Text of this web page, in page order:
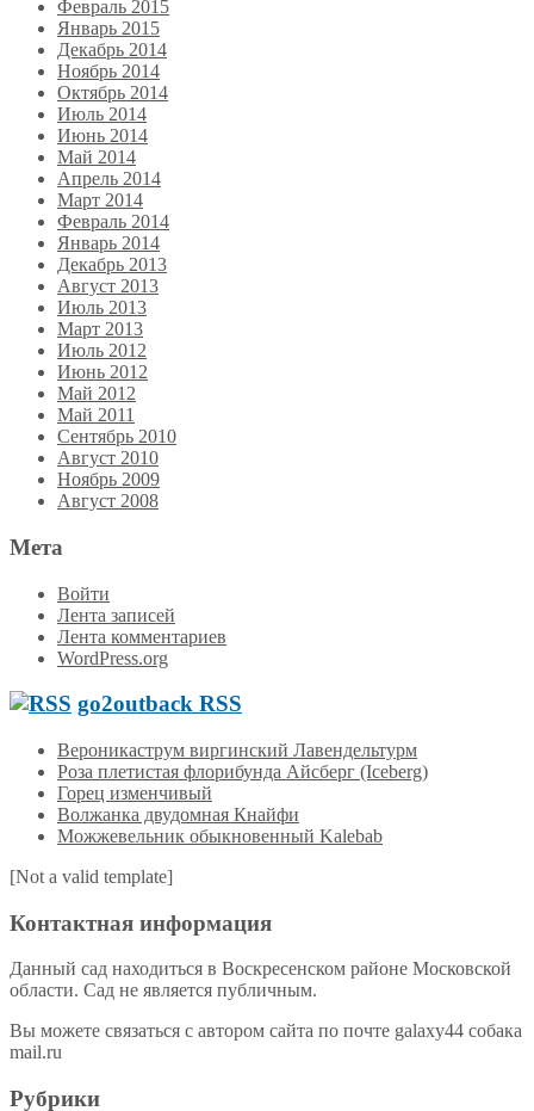
Февраль 2015
Январь 2015
Декабрь 2014
Ноябрь 2014
Октябрь 2014
Июль 2014
Июнь 2014
Май 2014
Апрель 2014
Март 2014
Февраль 2014
Январь 2014
Декабрь 2013
Август 2013
Июль 2013
Март 2013
Июль 2012
Июнь 2012
Май 2012
Май 2011
Сентябрь 2010
Август 2010
Ноябрь 2009
Август 2008
Мета
Войти
Лента записей
Лента комментариев
WordPress.org
go2outback RSS
Вероникаструм виргинский Лавендельтурм
Роза плетистая флорибунда Айсберг (Iceberg)
Горец изменчивый
Волжанка двудомная Кнайфи
Можжевельник обыкновенный Kalebab
[Not a valid template]
Контактная информация
Данный сад находиться в Воскресенском районе Московской
области. Сад не является публичным.
Вы можете связаться с автором сайта по почте galaxy44 собака
mail.ru
Рубрики